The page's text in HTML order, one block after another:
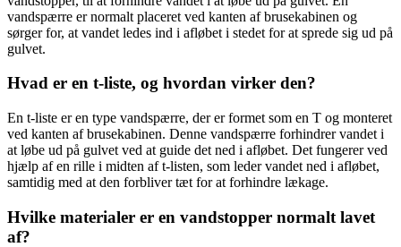
vandspærre er normalt placeret ved kanten af brusekabinen og
sørger for, at vandet ledes ind i afløbet i stedet for at sprede sig ud på
gulvet.
Hvad er en t-liste, og hvordan virker den?
En t-liste er en type vandspærre, der er formet som en T og monteret
ved kanten af brusekabinen. Denne vandspærre forhindrer vandet i
at løbe ud på gulvet ved at guide det ned i afløbet. Det fungerer ved
hjælp af en rille i midten af t-listen, som leder vandet ned i afløbet,
samtidig med at den forbliver tæt for at forhindre lækage.
Hvilke materialer er en vandstopper normalt lavet
af?